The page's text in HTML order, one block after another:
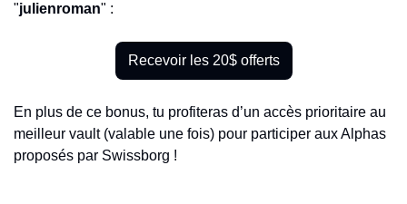
"julienroman" :
Recevoir les 20$ offerts
En plus de ce bonus, tu profiteras d’un accès prioritaire au
meilleur vault (valable une fois) pour participer aux Alphas
proposés par Swissborg !